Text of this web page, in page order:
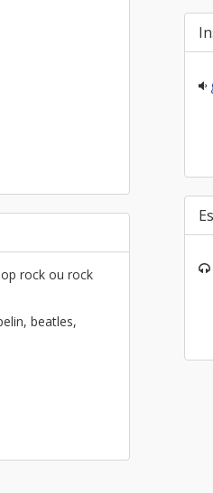
rock ou rock
beatles,